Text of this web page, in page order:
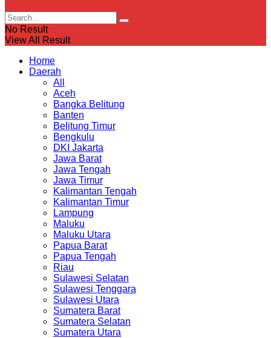
No Result
View All Result
Home
Daerah
All
Aceh
Bangka Belitung
Banten
Belitung Timur
Bengkulu
DKI Jakarta
Jawa Barat
Jawa Tengah
Jawa Timur
Kalimantan Tengah
Kalimantan Timur
Lampung
Maluku
Maluku Utara
Papua Barat
Papua Tengah
Riau
Sulawesi Selatan
Sulawesi Tenggara
Sulawesi Utara
Sumatera Barat
Sumatera Selatan
Sumatera Utara